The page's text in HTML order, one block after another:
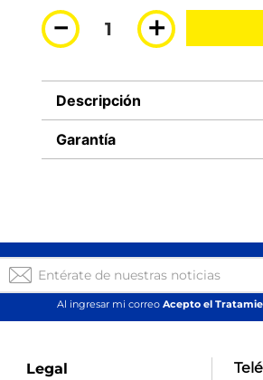
＋
－
Descripción
Garantía
Al ingresar mi correo Acepto el
Legal